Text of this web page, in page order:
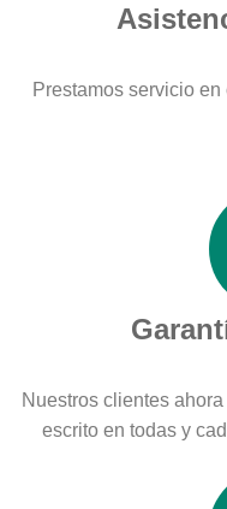
Prestamos servicio
Nuestros clientes
escrito en todas y